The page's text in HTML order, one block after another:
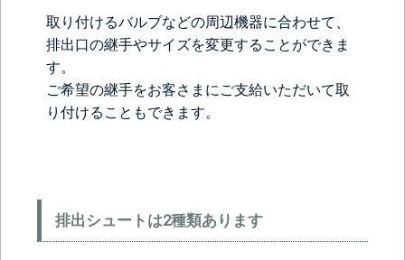
取り付けるバルブなどの周辺機器に合わせて、
排出口の継手やサイズを変更することができま
す。
ご希望の継手をお客さまにご支給いただいて取
り付けることもできます。
排出シュートは2種類あります